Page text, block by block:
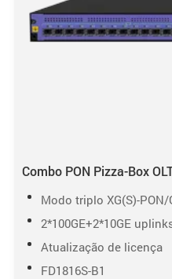
Combo PON Pizza-Box
Modo triplo XG(S)-PON/
2*100GE+2*10GE
Atualização de licença
FD1816S-B1